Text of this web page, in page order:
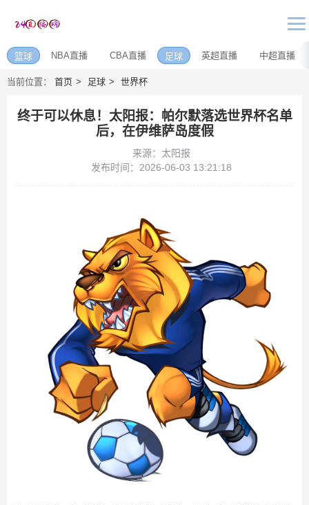
篮球 NBA直播 CBA直播 足球 英超直播 中超直播
当前位置： 首页 足球 世界杯
终于可以休息！太阳报：帕尔默落选世界杯名单
后，在伊维萨岛度假
来源：太阳报
发布时间：2026-06-03 13:21:18